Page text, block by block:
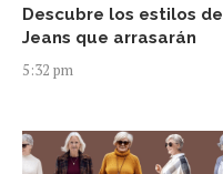
Descubre los estilos de
Jeans que arrasarán
5:32 pm